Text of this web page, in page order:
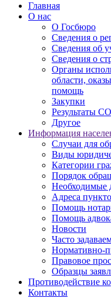
Главная
О нас
О Госбюро
Сведения о
Сведения об
Сведения о
Органы
области,
помощь
Закупки
Результаты
Другое
Информация
Случаи для
Виды
Категории
Порядок
Необходимые
Адреса
Помощь
Помощь
Новости
Часто
Нормативно-
Правовое
Образцы
Противодействие
Контакты